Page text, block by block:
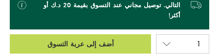
التالي. توصيل مجاني عند التسوق بقيمة 20 د.ك أو
أكثر!
أضف إلى عربة التسوق